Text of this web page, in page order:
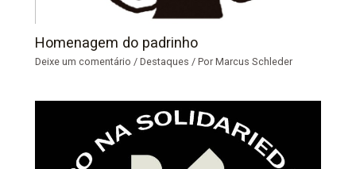
Homenagem do padrinho
Deixe um comentário /Destaques / PorMarcus Schleder